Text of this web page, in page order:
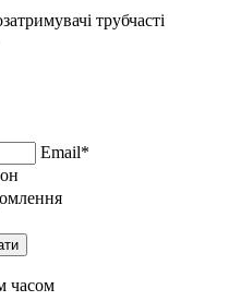
трубчасті
Email*
часом